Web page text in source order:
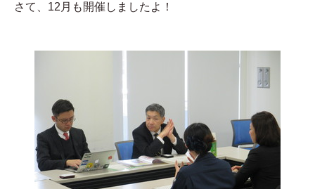
さて、12月も開催しましたよ！